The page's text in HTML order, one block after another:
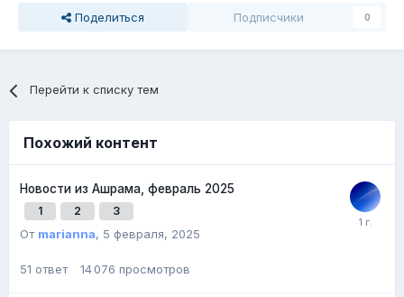
Поделиться Подписчики 0
Перейти к списку тем
Похожий контент
Новости из Ашрама, февраль 2025
1 2 3
От marianna, 5 февраля, 2025
51 ответ 14 076 просмотров